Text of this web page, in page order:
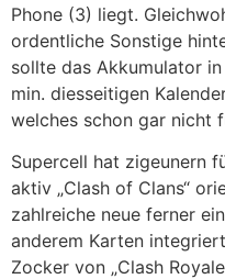
Phone (3) liegt.
ordentliche Sonstige
sollte das Akkumulator
min. diesseitigen
welches schon gar nicht
Supercell hat zigeunern
aktiv „Clash of Clans“
zahlreiche neue ferner
anderem Karten
Zocker von „Clash